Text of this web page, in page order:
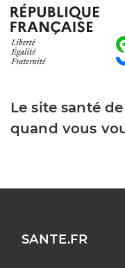
Le site santé
quand vous
SANTE.FR